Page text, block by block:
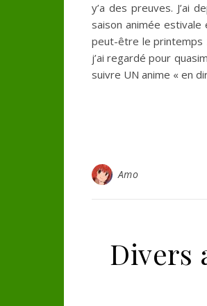
y’a des preuves. J’ai
saison animée
peut-être le printemps
j’ai regardé pour
suivre UN anime « en
Amo
Divers